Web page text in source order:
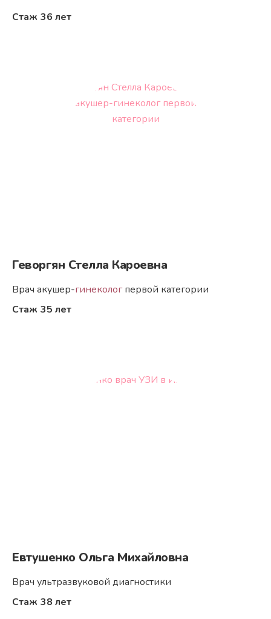
Стаж 36 лет
Геворгян Стелла Кароевна
Врач акушер-гинекологпервой категории
Стаж 35 лет
Евтушенко Ольга Михайловна
Врач ультразвуковой диагностики
Стаж 38 лет